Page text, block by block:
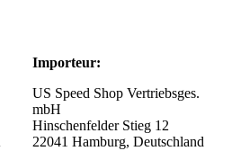
Importeur:
US Speed Shop Vertriebsges.
mbH
Hinschenfelder Stieg 12
22041 Hamburg, Deutschland